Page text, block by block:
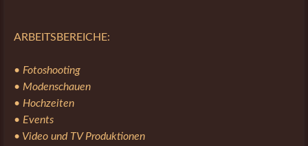
ARBEITSBEREICHE:
• Fotoshooting
• Modenschauen
• Hochzeiten
• Events
• Video und TV Produktionen